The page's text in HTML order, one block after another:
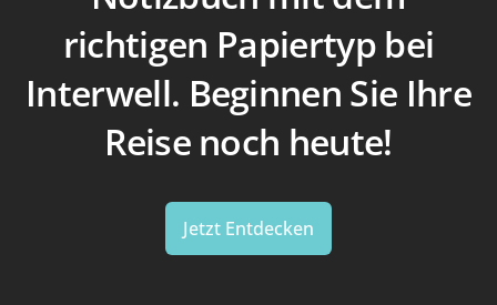
richtigen Papiertyp bei
Interwell. Beginnen Sie Ihre
Reise noch heute!
Jetzt Entdecken